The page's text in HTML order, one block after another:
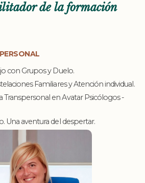
de la formación
con Grupos y Duelo.
Familiares y Atención individual.
Transpersonal en Avatar Psicólogos -
Una aventura del despertar.